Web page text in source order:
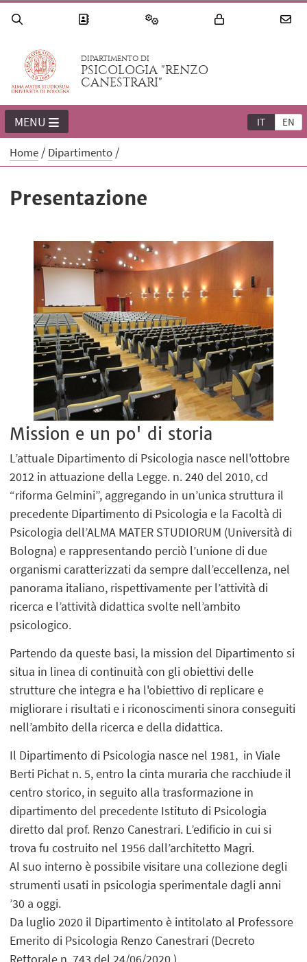
DIPARTIMENTO DI
PSICOLOGIA "RENZO
CANESTRARI"
IT EN
MENU
Home Dipartimento
Presentazione
Mission e un po' di storia
L’attuale Dipartimento di Psicologia nasce nell'ottobre
2012 in attuazione della Legge. n. 240 del 2010, cd
“riforma Gelmini”, aggregando in un’unica struttura il
precedente Dipartimento di Psicologia e la Facoltà di
Psicologia dell’ALMA MATER STUDIORUM (Università di
Bologna) e rappresentando perciò l’unione di due
organismi caratterizzati da sempre dall’eccellenza, nel
panorama italiano, rispettivamente per l’attività di
ricerca e l’attività didattica svolte nell’ambito
psicologico.
Partendo da queste basi, la mission del Dipartimento si
situa in linea di continuità con gli obiettivi delle
strutture che integra e ha l'obiettivo di replicare e
migliorare i risultati e i riconoscimenti sinora conseguiti
nell’ambito della ricerca e della didattica.
Il Dipartimento di Psicologia nasce nel 1981, in Viale
Berti Pichat n. 5, entro la cinta muraria che racchiude il
centro storico, in seguito alla trasformazione in
dipartimento del precedente Istituto di Psicologia
diretto dal prof. Renzo Canestrari. L’edificio in cui si
trova fu costruito nel 1956 dall’architetto Magri.
Al suo interno è possibile visitare una collezione degli
strumenti usati in psicologia sperimentale dagli anni
’30 a oggi.
Da luglio 2020 il Dipartimento è intitolato al Professore
Emerito di Psicologia Renzo Canestrari (Decreto